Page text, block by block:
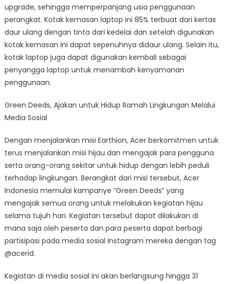
upgrade, sehingga memperpanjang usia penggunaan
perangkat. Kotak kemasan laptop ini 85% terbuat dari kertas
daur ulang dengan tinta dari kedelai dan setelah digunakan
kotak kemasan ini dapat sepenuhnya didaur ulang. Selain itu,
kotak laptop juga dapat digunakan kembali sebagai
penyangga laptop untuk menambah kenyamanan
penggunaan.
Green Deeds, Ajakan untuk Hidup Ramah Lingkungan Melalui
Media Sosial
Dengan menjalankan misi Earthion, Acer berkomitmen untuk
terus menjalankan misi hijau dan mengajak para pengguna
serta orang-orang sekitar untuk hidup dengan lebih peduli
terhadap lingkungan. Berangkat dari misi tersebut, Acer
Indonesia memulai kampanye “Green Deeds” yang
mengajak semua orang untuk melakukan kegiatan hijau
selama tujuh hari. Kegiatan tersebut dapat dilakukan di
mana saja oleh peserta dan para peserta dapat berbagi
partisipasi pada media sosial Instagram mereka dengan tag
@acerid.
Kegiatan di media sosial ini akan berlangsung hingga 31